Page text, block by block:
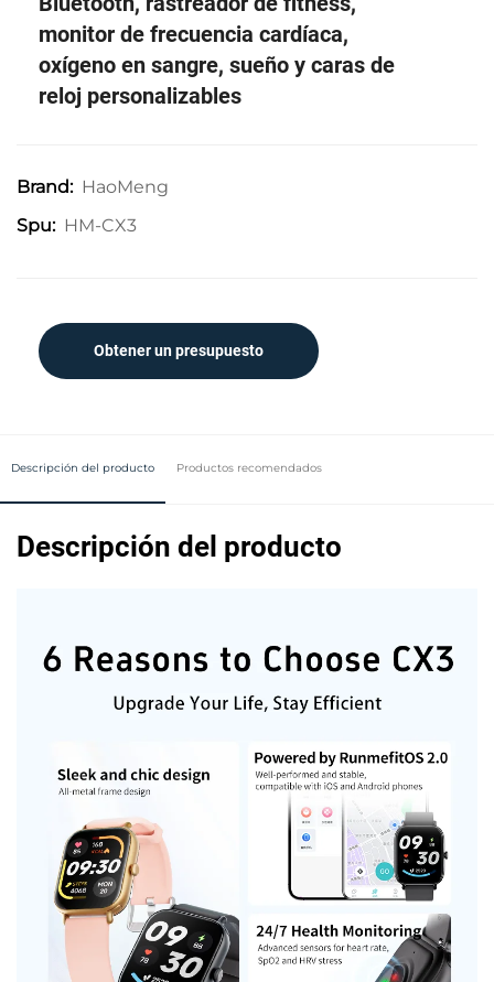
monitor de frecuencia cardíaca,
oxígeno en sangre, sueño y caras de
reloj personalizables
Brand: HaoMeng
Spu: HM-CX3
Obtener un presupuesto
Descripción del producto Productos recomendados
Descripción del producto